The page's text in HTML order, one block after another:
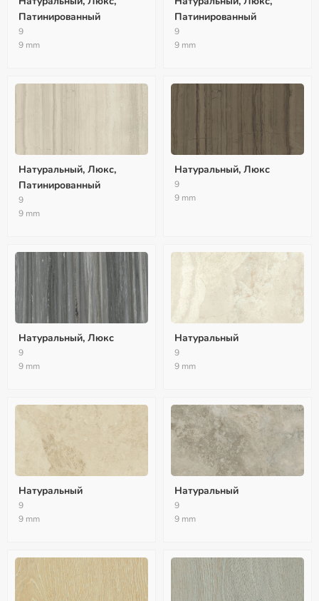
Патинированный
9
9 mm
Патинированный
9
9 mm
Натуральный, Люкс,
Патинированный
9
9 mm
Натуральный, Люкс
9
9 mm
Натуральный, Люкс
9
9 mm
Натуральный
9
9 mm
Натуральный
9
9 mm
Натуральный
9
9 mm